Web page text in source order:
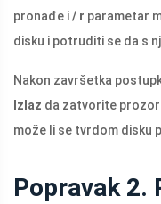
pronađe i/ r parametar
disku i potruditi se da s
Nakon završetka
Izlaz da zatvorite
može li se tvrdom disku
Popravak 2.